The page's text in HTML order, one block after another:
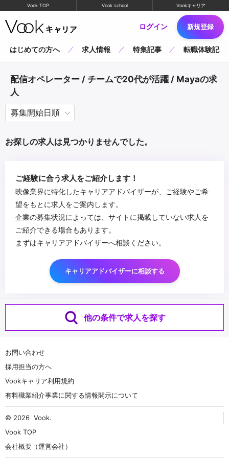
Vook TOP Vook school Vookキャリア
ログイン 新規登録
はじめての方へ 求人情報 特集記事 転職体験記
配信オペレーター / チームで20代が活躍 / Mayaの求
人
お探しの求人は見つかりませんでした。
ご経験に合う求人をご紹介します！
映像業界に特化したキャリアアドバイザーが、ご経験やご希
望をもとに求人をご案内します。
企業の募集状況によっては、サイトに掲載していない求人を
ご紹介できる場合もあります。
まずはキャリアアドバイザーへ相談ください。
キャリアアドバイザーに相談する
他の条件で求人を探す
お問い合わせ
採用担当の方へ
Vookキャリア利用規約
有料職業紹介事業に関する情報開示について
© 2026 Vook.
Vook TOP
会社概要（運営会社）